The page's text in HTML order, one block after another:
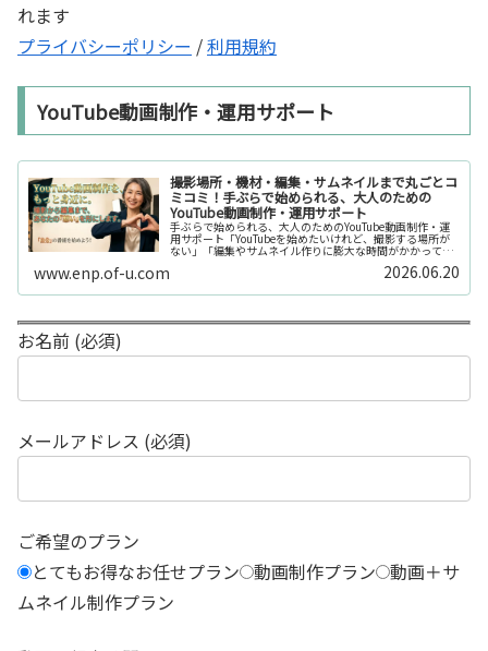
れます
プライバシーポリシー /利用規約
YouTube動画制作・運用サポート
撮影場所・機材・編集・サムネイルまで丸ごとコ
ミコミ！手ぶらで始められる、大人のための
YouTube動画制作・運用サポート
手ぶらで始められる、大人のためのYouTube動画制作・運
用サポート「YouTubeを始めたいけれど、撮影する場所が
ない」「編集やサムネイル作りに膨大な時間がかかって長
続きしない」「機材を揃えるだけで何万円もかかってしま
www.enp.of-u.com 2026.06.20
お名前 (必須)
メールアドレス (必須)
ご希望のプラン
とてもお得なお任せプラン 動画制作プラン 動画＋サ
ムネイル制作プラン